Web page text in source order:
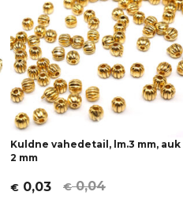
Kuldne vahedetail, lm.3 mm, auk
2 mm
€0,04
Algne
€ 0,03
Current